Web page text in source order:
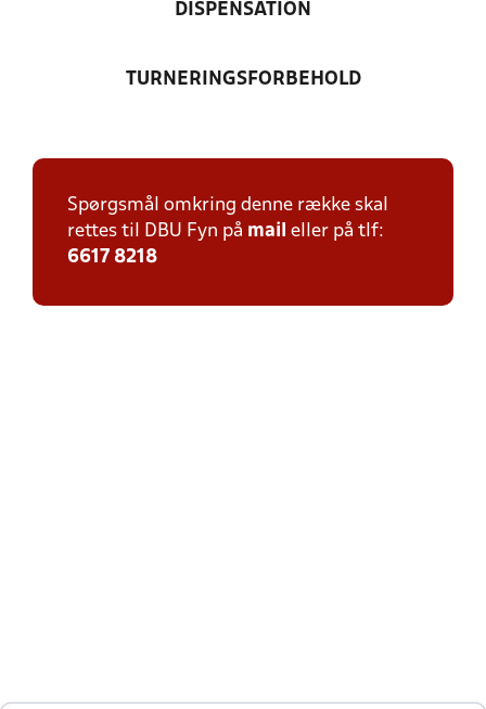
DISPENSATION
TURNERINGSFORBEHOLD
Spørgsmål omkring denne række skal
rettes til DBU Fyn på mail eller på tlf:
6617 8218